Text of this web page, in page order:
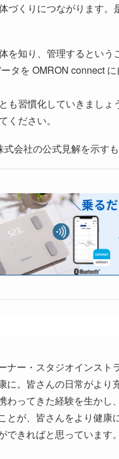
くりにつながります。
知り、管理するという
タを OMRON connect
習慣化していきましょ
ださい。
会社の公式見解を示すも
ー・スタジオインスト
に。皆さんの日常がより
ってきた経験を生かし
が、皆さんをより健康
きればと思っています。